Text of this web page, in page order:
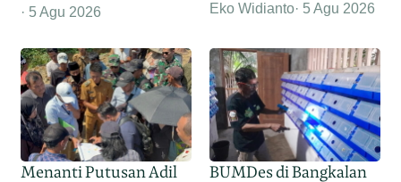
5 Agu 2026
Eko Widianto 5 Agu 2026
Menanti Putusan Adil
BUMDes di Bangkalan